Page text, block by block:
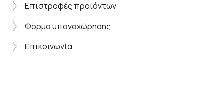
Επιστροφές προϊόντων
Φόρμα υπαναχώρησης
Επικοινωνία